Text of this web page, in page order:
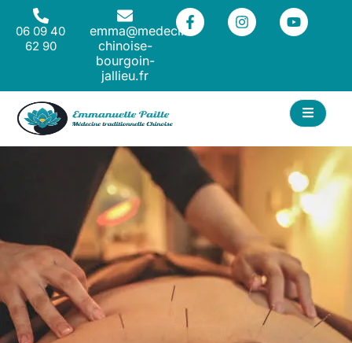
06 09 40
62 90
emma@medecine-
chinoise-
bourgoin-
jallieu.fr